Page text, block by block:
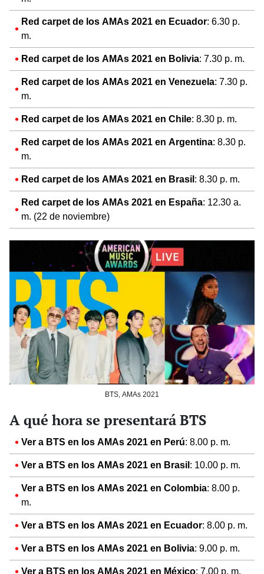
Red carpet de los AMAs 2021 en Ecuador: 6.30 p.
m.
Red carpet de los AMAs 2021 en Bolivia: 7.30 p. m.
Red carpet de los AMAs 2021 en Venezuela: 7.30 p.
m.
Red carpet de los AMAs 2021 en Chile: 8.30 p. m.
Red carpet de los AMAs 2021 en Argentina: 8.30 p.
m.
Red carpet de los AMAs 2021 en Brasil: 8.30 p. m.
Red carpet de los AMAs 2021 en España: 12.30 a.
m. (22 de noviembre)
BTS, AMAs 2021
A qué hora se presentará BTS
Ver a BTS en los AMAs 2021 en Perú: 8.00 p. m.
Ver a BTS en los AMAs 2021 en Brasil : 10.00 p. m.
Ver a BTS en los AMAs 2021 en Colombia: 8.00 p.
m.
Ver a BTS en los AMAs 2021 en Ecuador: 8.00 p. m.
Ver a BTS en los AMAs 2021 en Bolivia: 9.00 p. m.
Ver a BTS en los AMAs 2021 en México: 7.00 p. m.